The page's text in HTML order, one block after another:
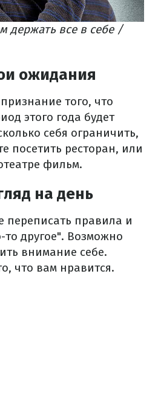
держать все в себе /
ожидания
того, что
этого года будет
себя ограничить,
посетить ресторан, или
фильм.
на день
переписать правила и
то другое". Возможно
внимание себе.
что вам нравится.